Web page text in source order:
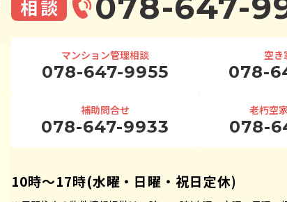
相談
マンション管理相談
078-647-9955
空き
078-
補助問合せ
078-647-9933
老朽空
078-
10時〜17時(水曜・日曜・祝日定休)